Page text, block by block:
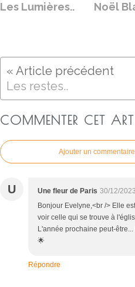
Les Lumières.. Noël
Les restes..
COMMENTER CET
Ajouter un commentaire
U Une fleur de Paris 30/12/
Bonjour Evelyne,<br /> Elle
voir celle qui se trouve à
L'année prochaine peut-
🌟
Répondre